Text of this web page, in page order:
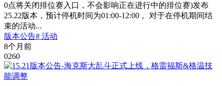
0点将关闭排位赛入口，不会影响正在进行中的排位赛)发布
25.22版本，预计停机时间为01:00-12:00 。对于在停机期间结
束的活动...
版本公告# 活动
8个月前
0260